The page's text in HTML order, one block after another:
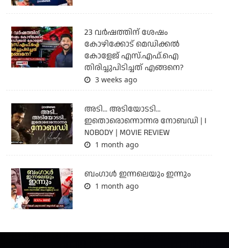
23 വർഷത്തിന് ശേഷം
കോഴിക്കോട് മെഡിക്കൽ
കോളേജ് എസ്.എഫ്.ഐ
തിരിച്ചുപിടിച്ചത് എങ്ങനെ?
3 weeks ago
അടി... അടിയോടടി...
ഇതൊരൊന്നൊന്നര നോബഡി | I
NOBODY | MOVIE REVIEW
1 month ago
ബംഗാള്‍ ഇന്നലെയും ഇന്നും
1 month ago